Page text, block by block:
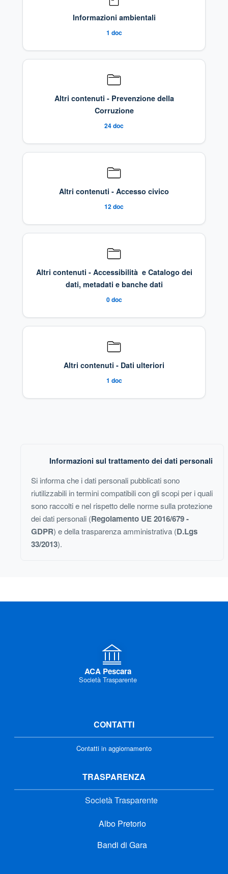
Informazioni ambientali
1 doc
Altri contenuti - Prevenzione della
Corruzione
24doc
Altri contenuti - Accesso civico
12doc
Altri contenuti - Accessibilità e Catalogo dei
dati, metadati e banche dati
0doc
Altri contenuti - Dati ulteriori
1 doc
Informazioni sul trattamento dei dati personali
Si informa che i dati personali pubblicati sono
riutilizzabili in termini compatibili con gli scopi per i quali
sono raccolti e nel rispetto delle norme sulla protezione
dei dati personali (Regolamento UE 2016/679 -
GDPR) e della trasparenza amministrativa (D.Lgs
33/2013).
ACA Pescara
Società Trasparente
CONTATTI
Contatti in aggiornamento
TRASPARENZA
Società Trasparente
Albo Pretorio
Bandi di Gara